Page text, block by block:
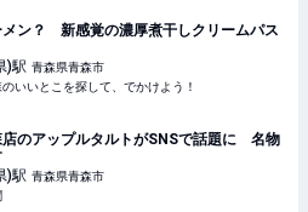
メン？ 新感覚の濃厚煮干しクリームパス
)駅 青森県青森市
いいとこを探して、でかけよう！
店のアップルタルトがSNSで話題に 名物
)駅 青森県青森市